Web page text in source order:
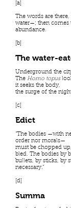
[a]
The words are
water—; then comes
abundance.
[b]
The water-
Underground the
The Homo topus
it seeks the body,
the surge of the
[c]
Edict
“The bodies —with
order nor morals—
must be chopped
bled. The bodies by
bullets, by sticks, by
necessary.”
[d]
Summa